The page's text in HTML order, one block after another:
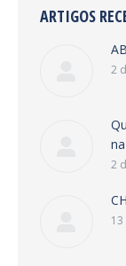
ARTIGOS
2
2